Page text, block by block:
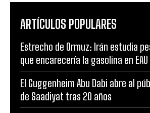
ARTÍCULOS POPULARES
Estrecho de Ormuz: Irán estudia
que encarecería la gasolina en EAU
El Guggenheim Abu Dabi abre al
de Saadiyat tras 20 años